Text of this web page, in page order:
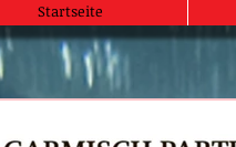
Startseite